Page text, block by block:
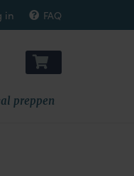
in FAQ
preppen